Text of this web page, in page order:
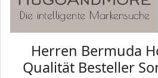
Herren Bermuda
Qualität Besteller